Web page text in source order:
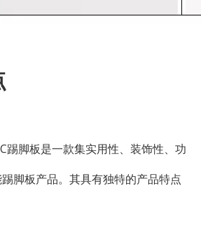
踢脚板是一款集实用性、装饰性、功
脚板产品。其具有独特的产品特点